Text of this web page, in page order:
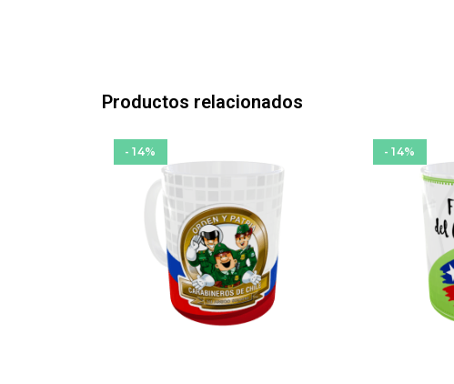
Productos relacionados
- 14% - 14%